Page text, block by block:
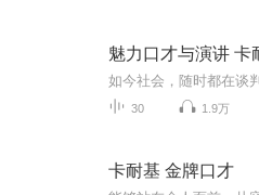
魅力口才与演讲 卡
30 1.9万
卡耐基 金牌口才